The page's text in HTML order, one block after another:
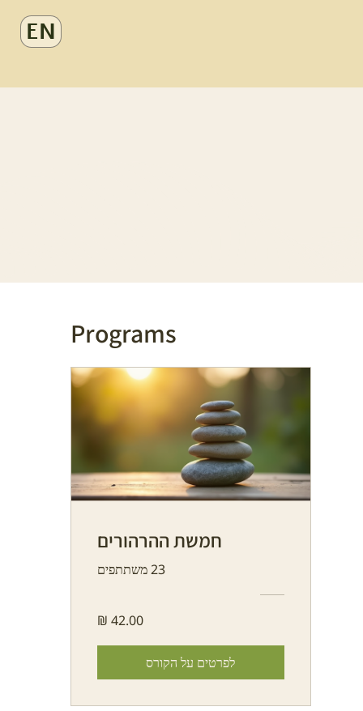
EN
Programs
חמשת ההרהורים
23 משתתפים
לפרטים על הקורס